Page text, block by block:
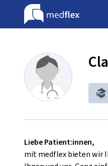
Liebe Patient:innen,
mit medflex bieten wir